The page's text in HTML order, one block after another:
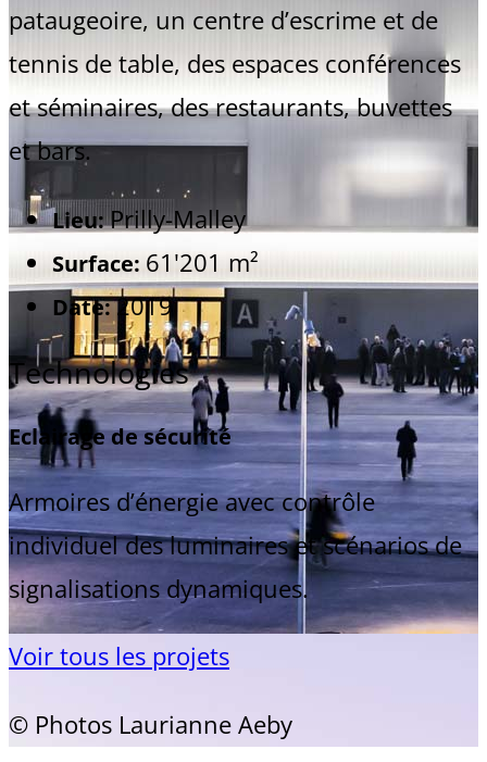
pataugeoire, un centre d’escrime et de
tennis de table, des espaces conférences
et séminaires, des restaurants, buvettes
et bars.
Lieu:Prilly-Malley
Surface: 61'201 m²
Date:2019
Technologies
Eclairage de sécurité
Armoires d’énergie avec contrôle
individuel des luminaires et scénarios de
signalisations dynamiques.
Voir tous les projets
© Photos Laurianne Aeby